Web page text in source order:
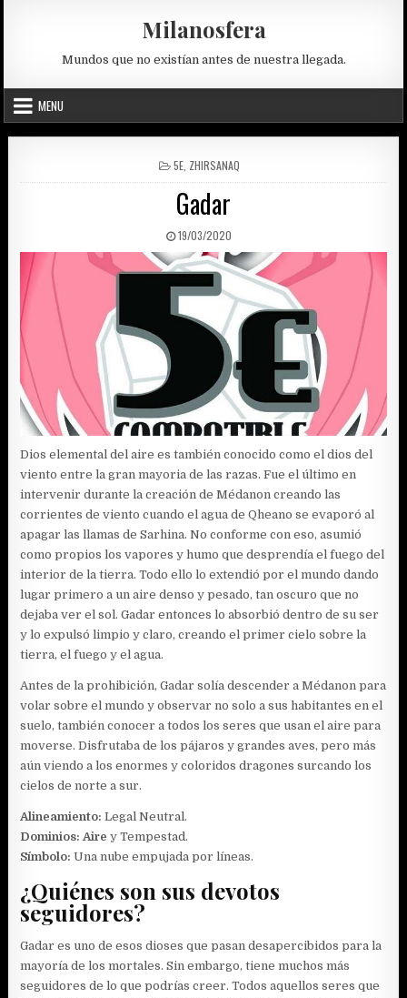
Milanosfera
Mundos que no existían antes de nuestra llegada.
MENU
POSTED
IN
5E, ZHIRSANAQ
Gadar
PUBLISHED
DATE:
19/03/2020
Dios elemental del aire es también conocido como el dios del
viento entre la gran mayoria de las razas. Fue el último en
intervenir durante la creación de Médanon creando las
corrientes de viento cuando el agua de Qheano se evaporó al
apagar las llamas de Sarhina. No conforme con eso, asumió
como propios los vapores y humo que desprendía el fuego del
interior de la tierra. Todo ello lo extendió por el mundo dando
lugar primero a un aire denso y pesado, tan oscuro que no
dejaba ver el sol. Gadar entonces lo absorbió dentro de su ser
y lo expulsó limpio y claro, creando el primer cielo sobre la
tierra, el fuego y el agua.
Antes de la prohibición, Gadar solía descender a Médanon para
volar sobre el mundo y observar no solo a sus habitantes en el
suelo, también conocer a todos los seres que usan el aire para
moverse. Disfrutaba de los pájaros y grandes aves, pero más
aún viendo a los enormes y coloridos dragones surcando los
cielos de norte a sur.
Alineamiento: Legal Neutral.
Dominios: Aire y Tempestad.
Símbolo: Una nube empujada por líneas.
¿Quiénes son sus devotos
seguidores?
Gadar es uno de esos dioses que pasan desapercibidos para la
mayoría de los mortales. Sin embargo, tiene muchos más
seguidores de lo que podrías creer. Todos aquellos seres que